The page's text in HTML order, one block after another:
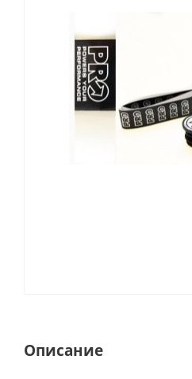
Описание